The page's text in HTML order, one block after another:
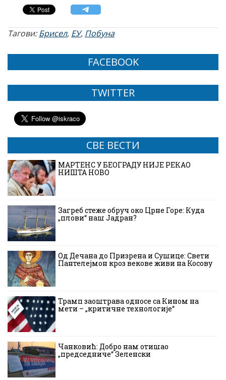
Тагови:Брисел, ЕУ, Побуна
FACEBOOK
TWITTER
СВЕ ВЕСТИ
МАРТЕНС У БЕОГРАДУ НИЈЕ РЕКАО
НИШТА НОВО
Загреб стеже обруч око Црне Горе: Куда
„плови“ наш Јадран?
Од Дечана до Призрена и Сушице: Свети
Пантелејмон кроз векове живи на Косову
Трамп заоштрава односе са Кином на
мети – „критичне технологије“
Чанковић: Добро нам отишао
„председниче“ Зеленски